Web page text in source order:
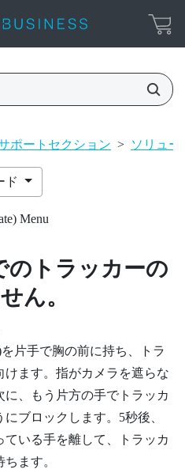
ポートセクション > ソリュー
ド
Menu
のトラッカーの
ん。
を片手で胸の前に持ち、トラ
けます。指がカメラを遮らな
、もう片方の手でトラッカ
ブロックします。5秒後、
ている手を離して、トラッカ
ます。